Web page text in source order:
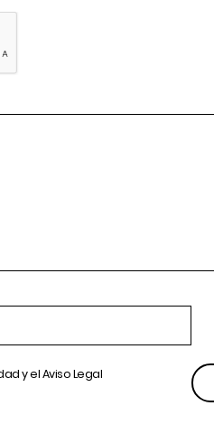
y elAviso Legal